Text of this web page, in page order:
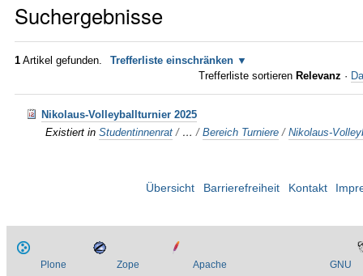
Suchergebnisse
1 Artikel gefunden.
Trefferliste einschränken
Trefferliste sortieren Relevanz ·
Nikolaus-Volleyballturnier 2025
Existiert in Studentinnenrat / …/Bereich Turniere /Nikolaus-
Übersicht Barrierefreiheit Kontakt
Plone Zope Apache GNU